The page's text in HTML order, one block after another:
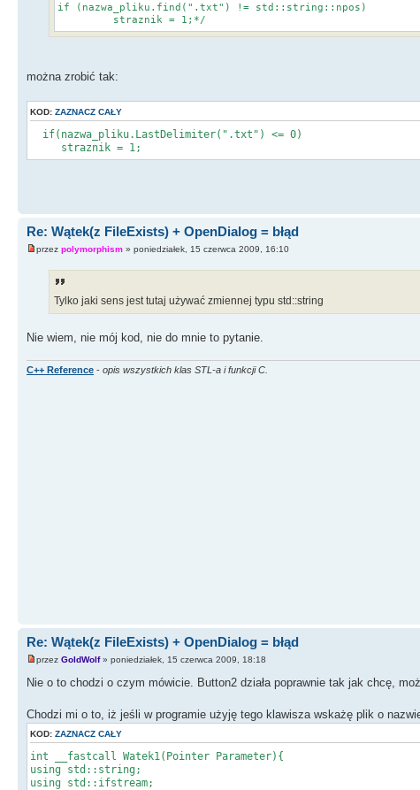
if (nazwa_pliku.find(".txt") != std::string::npos)
straznik = 1;*/
można zrobić tak:
KOD: ZAZNACZ CAŁY
if(nazwa_pliku.LastDelimiter(".txt") <= 0)
straznik = 1;
Re: Wątek(z FileExists) + OpenDialog = błąd
przez polymorphism » poniedziałek, 15 czerwca 2009, 16:10
Tylko jaki sens jest tutaj używać zmiennej typu std::string
Nie wiem, nie mój kod, nie do mnie to pytanie.
C++ Reference - opis wszystkich klas STL-a i funkcji C.
Re: Wątek(z FileExists) + OpenDialog = błąd
przez GoldWolf» poniedziałek, 15 czerwca 2009, 18:18
Nie o to chodzi o czym mówicie. Button2 działa poprawnie tak jak chcę,
Chodzi mi o to, iż jeśli w programie użyję tego klawisza wskażę plik o
KOD: ZAZNACZ CAŁY
int __fastcall Watek1(Pointer Parameter){
using std::string;
using std::ifstream;